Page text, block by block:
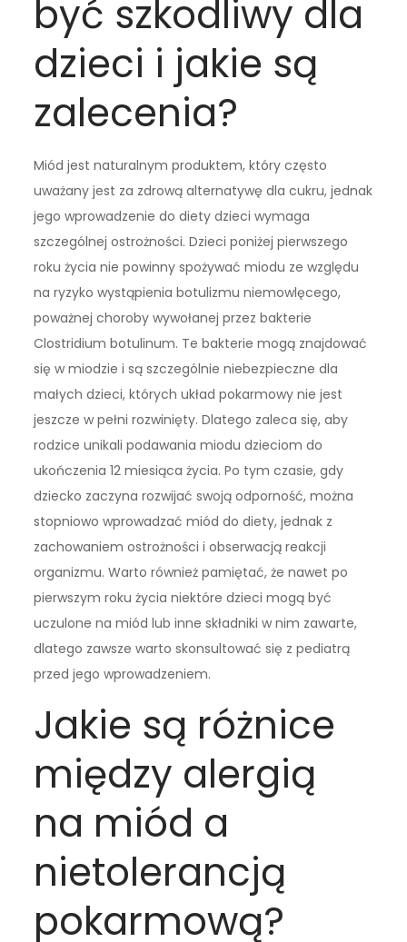
być szkodliwy dla
dzieci i jakie są
zalecenia?
Miód jest naturalnym produktem, który często
uważany jest za zdrową alternatywę dla cukru, jednak
jego wprowadzenie do diety dzieci wymaga
szczególnej ostrożności. Dzieci poniżej pierwszego
roku życia nie powinny spożywać miodu ze względu
na ryzyko wystąpienia botulizmu niemowlęcego,
poważnej choroby wywołanej przez bakterie
Clostridium botulinum. Te bakterie mogą znajdować
się w miodzie i są szczególnie niebezpieczne dla
małych dzieci, których układ pokarmowy nie jest
jeszcze w pełni rozwinięty. Dlatego zaleca się, aby
rodzice unikali podawania miodu dzieciom do
ukończenia 12 miesiąca życia. Po tym czasie, gdy
dziecko zaczyna rozwijać swoją odporność, można
stopniowo wprowadzać miód do diety, jednak z
zachowaniem ostrożności i obserwacją reakcji
organizmu. Warto również pamiętać, że nawet po
pierwszym roku życia niektóre dzieci mogą być
uczulone na miód lub inne składniki w nim zawarte,
dlatego zawsze warto skonsultować się z pediatrą
przed jego wprowadzeniem.
Jakie są różnice
między alergią
na miód a
nietolerancją
pokarmową?